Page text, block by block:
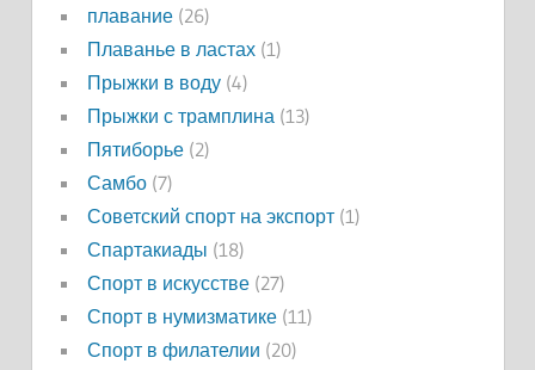
плавание(26)
Плаванье в ластах(1)
Прыжки в воду(4)
Прыжки с трамплина(13)
Пятиборье(2)
Самбо(7)
Советский спорт на экспорт(1)
Спартакиады (18)
Спорт в искусстве(27)
Спорт в нумизматике(11)
Спорт в филателии (20)